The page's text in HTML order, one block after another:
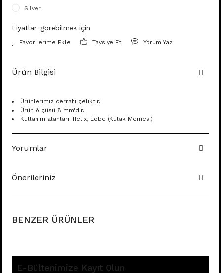
Silver
Fiyatları görebilmek için
Tavsiye Et Yorum Yaz
Ürün Bilgisi
Ürünlerimiz cerrahi çeliktir.
Ürün ölçüsü 8 mm'dir.
Kullanım alanları: Helix, Lobe (Kulak Memesi)
Yorumlar
Önerileriniz
BENZER ÜRÜNLER
E-Bültenimize Kayıt Olun